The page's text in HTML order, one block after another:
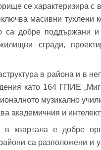
се характеризира с
масивни
са добре поддържани
сгради,
в района и в
като 164 ГПИЕ
музикално
академичния и
в квартала е добре
са разположени и